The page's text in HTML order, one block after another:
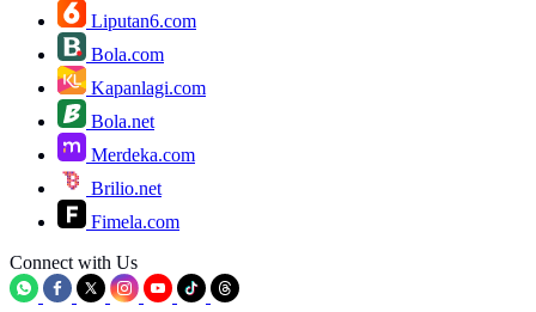
Liputan6.com
Bola.com
Kapanlagi.com
Bola.net
Merdeka.com
Brilio.net
Fimela.com
Connect with Us